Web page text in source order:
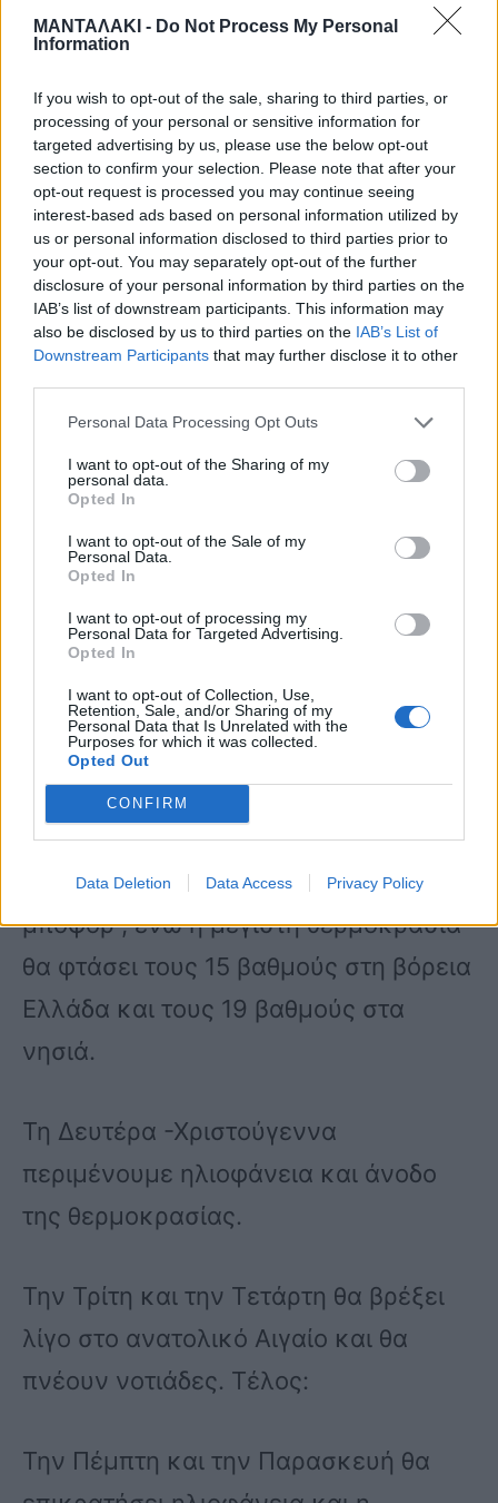
ΜΑΝΤΑΛΑΚΙ - Do Not Process My Personal
Information
If you wish to opt-out of the sale, sharing to third parties, or
processing of your personal or sensitive information for
targeted advertising by us, please use the below opt-out
section to confirm your selection. Please note that after your
opt-out request is processed you may continue seeing
interest-based ads based on personal information utilized by
us or personal information disclosed to third parties prior to
your opt-out. You may separately opt-out of the further
disclosure of your personal information by third parties on the
IAB’s list of downstream participants. This information may
also be disclosed by us to third parties on the IAB’s List of
Downstream Participants that may further disclose it to other
Personal Data Processing Opt Outs
I want to opt-out of the Sharing of my
personal data.
Opted In
I want to opt-out of the Sale of my
Personal Data.
Opted In
I want to opt-out of processing my
Personal Data for Targeted Advertising.
Opted In
I want to opt-out of Collection, Use,
Retention, Sale, and/or Sharing of my
Personal Data that Is Unrelated with the
Purposes for which it was collected.
Opted Out
CONFIRM
Data Deletion Data Access Privacy Policy
Αντίθετα βροχές αναμένονται νωρίς
το πρωί στο ανατολικό αιγαίο. Ο
υδράργυρος στους 18 βαθμούς στην
Πελοπόννησο και νοτιάδες μέχρι 4
μποφόρ στα πελάγη.
Ας σημειωθεί ακόμη ότι στα
Δωδεκάνησα θα βρέξει το πρωί . Οι
άνεμοι θα φτάσουν τα 5 μποφόρ και
το θερμόμετρο έως 18 βαθμούς.
Πηγαίνοντας προς την Κρήτη, στο
Ηράκλειο ,στο Ρέθυμνο και στα νότια
προβλέπεται λιακάδα. Η θερμοκρασία
θα κυμανθεί από 9 έως 18 βαθμούς.
Την Κυριακή -Παραμονή
Χριστουγέννων προβλέπονται
πρωινές ομίχλες και ηλιοφάνεια σε
όλη την επικράτεια . Οι άνεμοι στα
πελάγη δεν θα ξεπεράσουν τα 4
μποφόρ , ενώ η μέγιστη θερμοκρασία
θα φτάσει τους 15 βαθμούς στη βόρεια
Ελλάδα και τους 19 βαθμούς στα
νησιά.
Τη Δευτέρα -Χριστούγεννα
περιμένουμε ηλιοφάνεια και άνοδο
της θερμοκρασίας.
Την Τρίτη και την Τετάρτη θα βρέξει
λίγο στο ανατολικό Αιγαίο και θα
πνέουν νοτιάδες. Τέλος:
Την Πέμπτη και την Παρασκευή θα